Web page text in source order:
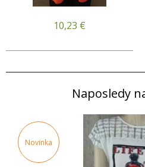
10,23 €
Naposledy
Novinka